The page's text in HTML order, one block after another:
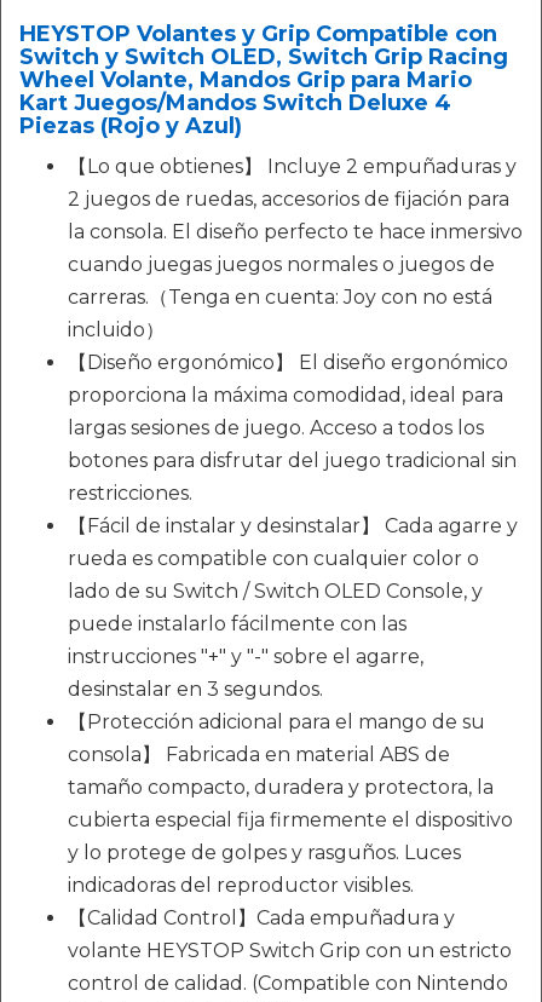
HEYSTOP Volantes y Grip Compatible con
Switch y Switch OLED, Switch Grip Racing
Wheel Volante, Mandos Grip para Mario
Kart Juegos/Mandos Switch Deluxe 4
Piezas (Rojo y Azul)
【Lo que obtienes】 Incluye 2 empuñaduras y
2 juegos de ruedas, accesorios de fijación para
la consola. El diseño perfecto te hace inmersivo
cuando juegas juegos normales o juegos de
carreras.（Tenga en cuenta: Joy con no está
incluido）
【Diseño ergonómico】 El diseño ergonómico
proporciona la máxima comodidad, ideal para
largas sesiones de juego. Acceso a todos los
botones para disfrutar del juego tradicional sin
restricciones.
【Fácil de instalar y desinstalar】 Cada agarre y
rueda es compatible con cualquier color o
lado de su Switch / Switch OLED Console, y
puede instalarlo fácilmente con las
instrucciones "+" y "-" sobre el agarre,
desinstalar en 3 segundos.
【Protección adicional para el mango de su
consola】 Fabricada en material ABS de
tamaño compacto, duradera y protectora, la
cubierta especial fija firmemente el dispositivo
y lo protege de golpes y rasguños. Luces
indicadoras del reproductor visibles.
【Calidad Control】Cada empuñadura y
volante HEYSTOP Switch Grip con un estricto
control de calidad. (Compatible con Nintendo